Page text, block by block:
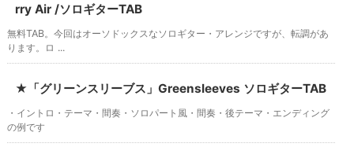
rry Air /ソロギターTAB
無料TAB。今回はオーソドックスなソロギター・アレンジですが、転調があ
ります。ロ ...
★「グリーンスリーブス」Greensleeves ソロギターTAB
・イントロ・テーマ・間奏・ソロパート風・間奏・後テーマ・エンディング
の例です